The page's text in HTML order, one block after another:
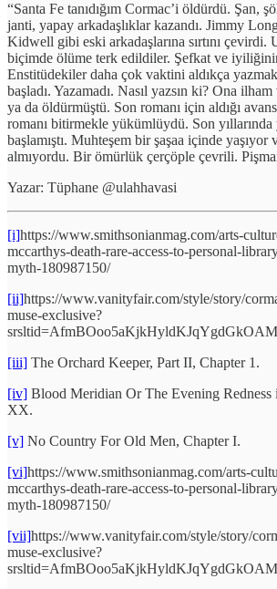
“Santa Fe tanıdığım Cormac’i öldürdü. Şan,
janti, yapay arkadaşlıklar kazandı. Jimmy
Kidwell gibi eski arkadaşlarına sırtını çevirdi.
biçimde ölüme terk edildiler. Şefkat ve
Enstitüdekiler daha çok vaktini aldıkça
başladı. Yazamadı. Nasıl yazsın ki? Ona
ya da öldürmüştü. Son romanı için aldığı
romanı bitirmekle yükümlüydü. Son
başlamıştı. Muhteşem bir şaşaa içinde
almıyordu. Bir ömürlük çerçöple çevrili.
Yazar: Tüphane @ulahhavasi
[i]https://www.smithsonianmag.com/arts-
mccarthys-death-rare-access-to-personal-
myth-180987150/
[ii]https://www.vanityfair.com/style/story/
muse-exclusive?
[iii] The Orchard Keeper, Part II, Chapter 1.
[iv] Blood Meridian Or The Evening Redness
XX.
[v] No Country For Old Men, Chapter I.
[vi]https://www.smithsonianmag.com/arts-
mccarthys-death-rare-access-to-personal-
myth-180987150/
[vii]https://www.vanityfair.com/style/story/
muse-exclusive?